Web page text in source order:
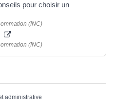
pour choisir un
(INC)
(INC)
administrative